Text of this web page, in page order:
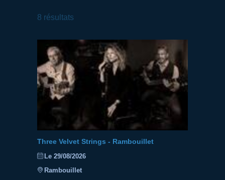
8 résultats
Three Velvet Strings - Rambouillet
Le 29/08/2026
Rambouillet